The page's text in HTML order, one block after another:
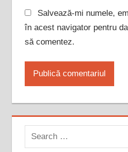
Salvează-mi numele,
în acest navigator pentru
să comentez.
Search
for: